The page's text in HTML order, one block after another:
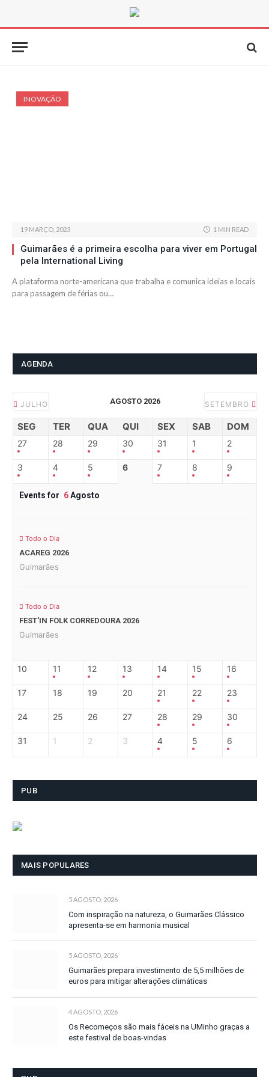
INOVAÇÃO
19 MARÇO, 2023 1 MIN READ
Guimarães é a primeira escolha para viver em Portugal
pela International Living
A plataforma norte-americana que trabalha e comunica ideias e locais
para passagem de férias ou…
AGENDA
JULHO AGOSTO 2026 SETEMBRO
SEG TER QUA QUI SEX SAB DOM
27 28 29 30 31 1 2
3 4 5 6 7 8 9
Events for 6Agosto
Todo o Dia
ACAREG 2026
Guimarães
Todo o Dia
FEST’IN FOLK CORREDOURA 2026
Guimarães
10 11 12 13 14 15 16
17 18 19 20 21 22 23
24 25 26 27 28 29 30
31 1 2 3 4 5 6
PUB
MAIS POPULARES
5 AGOSTO, 2026
Com inspiração na natureza, o Guimarães Clássico
apresenta-se em harmonia musical
5 AGOSTO, 2026
Guimarães prepara investimento de 5,5 milhões de
euros para mitigar alterações climáticas
4 AGOSTO, 2026
Os Recomeços são mais fáceis na UMinho graças a
este festival de boas-vindas